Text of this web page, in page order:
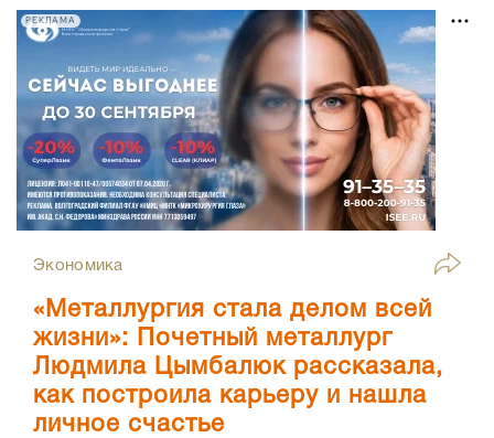
РЕКЛАМА
Экономика
«Металлургия стала делом всей
жизни»: Почетный металлург
Людмила Цымбалюк рассказала,
как построила карьеру и нашла
личное счастье